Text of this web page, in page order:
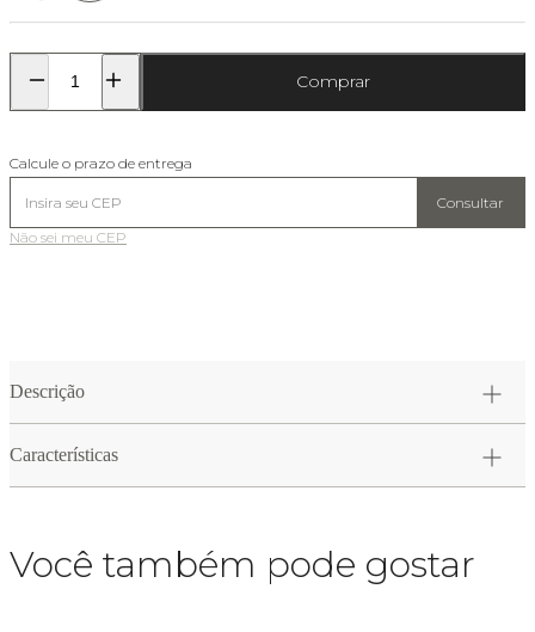
Comprar
Calcule o prazo de entrega
Consultar
Não sei meu CEP
Descrição
Características
Você também pode gostar